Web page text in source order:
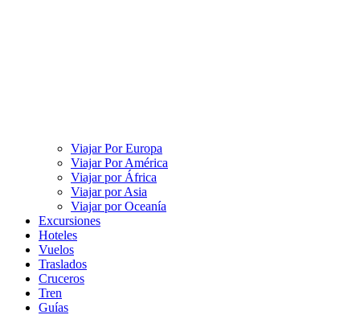
Viajar Por Europa
Viajar Por América
Viajar por África
Viajar por Asia
Viajar por Oceanía
Excursiones
Hoteles
Vuelos
Traslados
Cruceros
Tren
Guías